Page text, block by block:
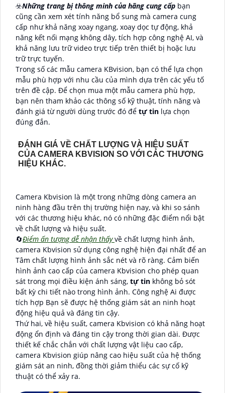
☣️Những trang bị thông minh của hãng cung cấp bạn
cũng cần xem xét tính năng bổ sung mà camera cung
cấp như khả năng xoay ngang, xoay dọc tự động, khả
năng kết nối mạng không dây, tích hợp công nghệ AI, và
khả năng lưu trữ video trực tiếp trên thiết bị hoặc lưu
trữ trực tuyến.
Trong số các mẫu camera KBvision, bạn có thể lựa chọn
mẫu phù hợp với nhu cầu của mình dựa trên các yếu tố
trên đề cập. Để chọn mua một mẫu camera phù hợp,
bạn nên tham khảo các thông số kỹ thuật, tính năng và
đánh giá từ người dùng trước đó để tự tin lựa chọn
đúng đắn.
ĐÁNH GIÁ VỀ CHẤT LƯỢNG VÀ HIỆU SUẤT
CỦA CAMERA KBVISION SO VỚI CÁC THƯƠNG
HIỆU KHÁC.
Camera Kbvision là một trong những dòng camera an
ninh hàng đầu trên thị trường hiện nay, và khi so sánh
với các thương hiệu khác, nó có những đặc điểm nổi bật
về chất lượng và hiệu suất.
🔄Điểm ấn tượng dễ nhận thấyvề chất lượng hình ảnh,
camera Kbvision sử dụng công nghệ hiện đại nhất để an
Tâm chất lượng hình ảnh sắc nét và rõ ràng. Cảm biến
hình ảnh cao cấp của camera Kbvision cho phép quan
sát trong mọi điều kiện ánh sáng, tự tin không bỏ sót
bất kỳ chi tiết nào trong hình ảnh. Công nghệ Ai được
tích hợp Bạn sẽ được hệ thống giám sát an ninh hoạt
động hiệu quả và đáng tin cậy.
Thứ hai, về hiệu suất, camera Kbvision có khả năng hoạt
động ổn định và đáng tin cậy trong thời gian dài. Được
thiết kế chắc chắn với chất lượng vật liệu cao cấp,
camera Kbvision giúp nâng cao hiệu suất của hệ thống
giám sát an ninh, đồng thời giảm thiểu các sự cố kỹ
thuật có thể xảy ra.